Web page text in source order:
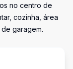
no centro de
cozinha, área
garagem.